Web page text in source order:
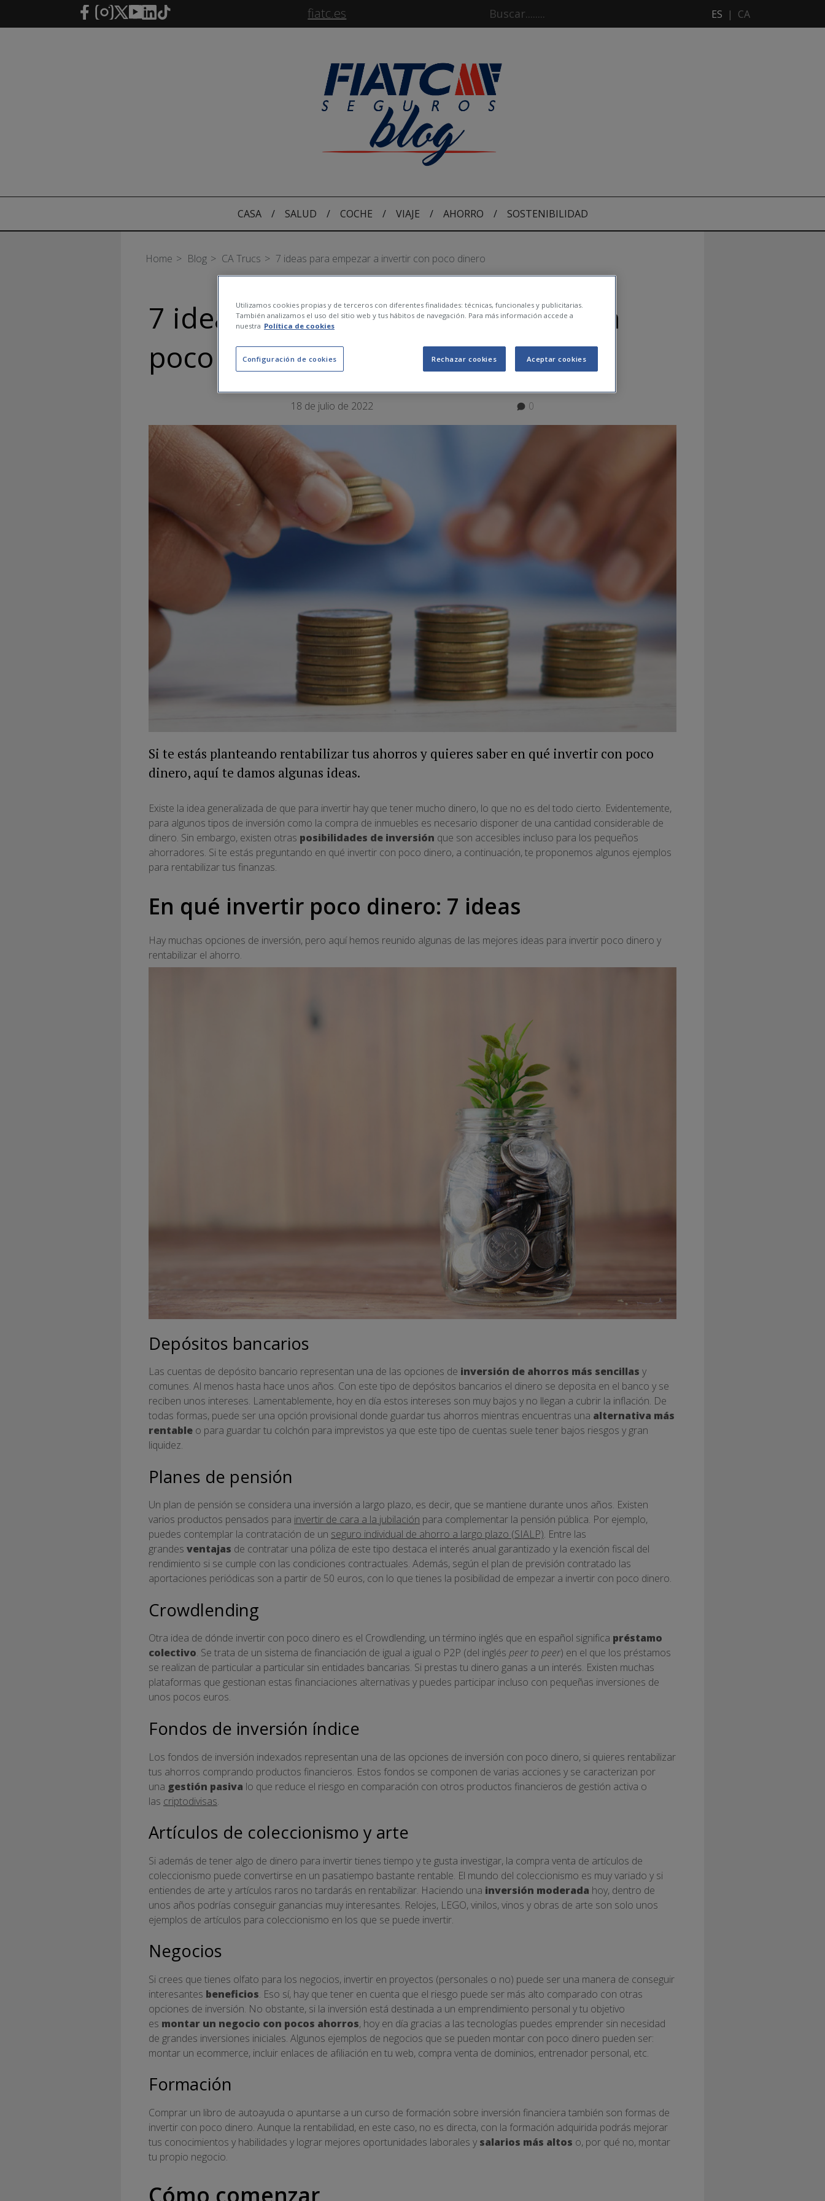
Saltar al contenido principal fiatc.es ES | CA
CASA / SALUD / COCHE / VIAJE / AHORRO / SOSTENIBILIDAD
Home Blog CA Trucs 7 ideas para empezar a invertir con poco dinero
7 ideas para empezar a invertir con
poco dinero
18 de julio de 2022 0
Si te estás planteando rentabilizar tus ahorros y quieres saber en qué invertir con poco
dinero, aquí te damos algunas ideas.
Existe la idea generalizada de que para invertir hay que tener mucho dinero, lo que no es del todo cierto. Evidentemente,
para algunos tipos de inversión como la compra de inmuebles es necesario disponer de una cantidad considerable de
dinero. Sin embargo, existen otras posibilidades de inversión que son accesibles incluso para los pequeños
ahorradores. Si te estás preguntando en qué invertir con poco dinero, a continuación, te proponemos algunos ejemplos
para rentabilizar tus finanzas.
En qué invertir poco dinero: 7 ideas
Hay muchas opciones de inversión, pero aquí hemos reunido algunas de las mejores ideas para invertir poco dinero y
rentabilizar el ahorro.
Depósitos bancarios
Las cuentas de depósito bancario representan una de las opciones de inversión de ahorros más sencillas y
comunes. Al menos hasta hace unos años. Con este tipo de depósitos bancarios el dinero se deposita en el banco y se
reciben unos intereses. Lamentablemente, hoy en día estos intereses son muy bajos y no llegan a cubrir la inflación. De
todas formas, puede ser una opción provisional donde guardar tus ahorros mientras encuentras una alternativa más
rentable o para guardar tu colchón para imprevistos ya que este tipo de cuentas suele tener bajos riesgos y gran
liquidez.
Planes de pensión
Un plan de pensión se considera una inversión a largo plazo, es decir, que se mantiene durante unos años. Existen
varios productos pensados para invertir de cara a la jubilación para complementar la pensión pública. Por ejemplo,
puedes contemplar la contratación de un seguro individual de ahorro a largo plazo (SIALP). Entre las
grandes ventajas de contratar una póliza de este tipo destaca el interés anual garantizado y la exención fiscal del
rendimiento si se cumple con las condiciones contractuales. Además, según el plan de previsión contratado las
aportaciones periódicas son a partir de 50 euros, con lo que tienes la posibilidad de empezar a invertir con poco dinero.
Crowdlending
Otra idea de dónde invertir con poco dinero es el Crowdlending, un término inglés que en español significa préstamo
colectivo. Se trata de un sistema de financiación de igual a igual o P2P (del inglés peer to peer) en el que los préstamos
se realizan de particular a particular sin entidades bancarias. Si prestas tu dinero ganas a un interés. Existen muchas
plataformas que gestionan estas financiaciones alternativas y puedes participar incluso con pequeñas inversiones de
unos pocos euros.
Fondos de inversión índice
Los fondos de inversión indexados representan una de las opciones de inversión con poco dinero, si quieres rentabilizar
tus ahorros comprando productos financieros. Estos fondos se componen de varias acciones y se caracterizan por
una gestión pasiva lo que reduce el riesgo en comparación con otros productos financieros de gestión activa o
las criptodivisas.
Artículos de coleccionismo y arte
Si además de tener algo de dinero para invertir tienes tiempo y te gusta investigar, la compra venta de artículos de
coleccionismo puede convertirse en un pasatiempo bastante rentable. El mundo del coleccionismo es muy variado y si
entiendes de arte y artículos raros no tardarás en rentabilizar. Haciendo una inversión moderada hoy, dentro de
unos años podrías conseguir ganancias muy interesantes. Relojes, LEGO, vinilos, vinos y obras de arte son solo unos
ejemplos de artículos para coleccionismo en los que se puede invertir.
Negocios
Si crees que tienes olfato para los negocios, invertir en proyectos (personales o no) puede ser una manera de conseguir
interesantes beneficios. Eso sí, hay que tener en cuenta que el riesgo puede ser más alto comparado con otras
opciones de inversión. No obstante, si la inversión está destinada a un emprendimiento personal y tu objetivo
es montar un negocio con pocos ahorros, hoy en día gracias a las tecnologías puedes emprender sin necesidad
de grandes inversiones iniciales. Algunos ejemplos de negocios que se pueden montar con poco dinero pueden ser:
montar un ecommerce, incluir enlaces de afiliación en tu web, compra venta de dominios, entrenador personal, etc.
Formación
Comprar un libro de autoayuda o apuntarse a un curso de formación sobre inversión financiera también son formas de
invertir con poco dinero. Aunque la rentabilidad, en este caso, no es directa, con la formación adquirida podrás mejorar
tus conocimientos y habilidades y lograr mejores oportunidades laborales y salarios más altos o, por qué no, montar
tu propio negocio.
Cómo comenzar
Utilizamos cookies propias y de terceros con diferentes finalidades: técnicas, funcionales y publicitarias.
También analizamos el uso del sitio web y tus hábitos de navegación. Para más información accede a
nuestra Política de cookies
Configuración de cookies Rechazar cookies Aceptar cookies